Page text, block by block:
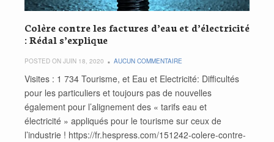
Colère contre les factures d’eau et d’électricité
: Rédal s’explique
POSTED ON JUIN 18, 2020 AUCUN COMMENTAIRE
Visites : 1 734 Tourisme, et Eau et Electricité: Difficultés
pour les particuliers et toujours pas de nouvelles
également pour l’alignement des « tarifs eau et
électricité » appliqués pour le tourisme sur ceux de
l’industrie ! https://fr.hespress.com/151242-colere-contre-